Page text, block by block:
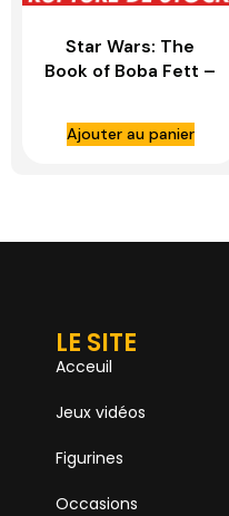
Star Wars: The
Book of Boba Fett –
Figure – HOT TOYS
Ajouter au panier
LE SITE
Acceuil
Jeux vidéos
Figurines
Occasions